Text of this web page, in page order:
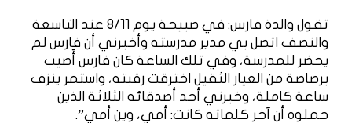
تقول والدة فارس: في صبيحة يوم 8/11 عند التاسعة
والنصف اتصل بي مدير مدرسته وأخبرني أن فارس لم
يحضر للمدرسة، وفي تلك الساعة كان فارس أُصيب
برصاصة من العيار الثقيل اخترقت رقبته، واستمر ينزف
ساعة كاملة، وخبرني أحد أصدقائه الثلاثة الذين
حملوه أن آخر كلماته كانت: أمي، وين أمي”.